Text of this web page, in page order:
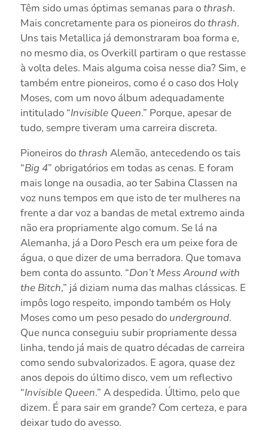
Têm sido umas óptimas semanas para othrash.
Mais concretamente para os pioneiros dothrash.
Uns tais Metallica já demonstraram boa forma e,
no mesmo dia, os Overkill partiram o que restasse
à volta deles. Mais alguma coisa nesse dia? Sim, e
também entre pioneiros, como é o caso dos Holy
Moses, com um novo álbum adequadamente
intitulado “Invisible Queen.” Porque, apesar de
tudo, sempre tiveram uma carreira discreta.
Pioneiros dothrash Alemão, antecedendo os tais
“Big 4” obrigatórios em todas as cenas. E foram
mais longe na ousadia, ao ter Sabina Classen na
voz nuns tempos em que isto de ter mulheres na
frente a dar voz a bandas de metal extremo ainda
não era propriamente algo comum. Se lá na
Alemanha, já a Doro Pesch era um peixe fora de
água, o que dizer de uma berradora. Que tomava
bem conta do assunto. “Don’t Mess Around with
the Bitch,” já diziam numa das malhas clássicas. E
impôs logo respeito, impondo também os Holy
Moses como um peso pesado do underground.
Que nunca conseguiu subir propriamente dessa
linha, tendo já mais de quatro décadas de carreira
como sendo subvalorizados. E agora, quase dez
anos depois do último disco, vem um reflectivo
“Invisible Queen.” A despedida. Último, pelo que
dizem. É para sair em grande? Com certeza, e para
deixar tudo do avesso.